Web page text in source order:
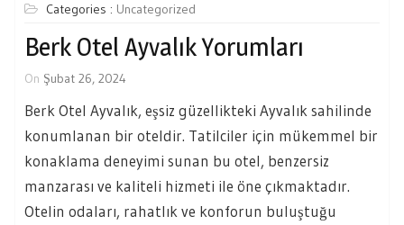
Categories : Uncategorized
Berk Otel Ayvalık Yorumları
On Şubat 26, 2024
Berk Otel Ayvalık, eşsiz güzellikteki Ayvalık sahilinde
konumlanan bir oteldir. Tatilciler için mükemmel bir
konaklama deneyimi sunan bu otel, benzersiz
manzarası ve kaliteli hizmeti ile öne çıkmaktadır.
Otelin odaları, rahatlık ve konforun buluştuğu